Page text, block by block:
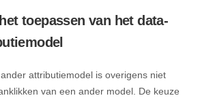
toepassen van het data-
attributiemodel is overigens niet
van een ander model. De keuze